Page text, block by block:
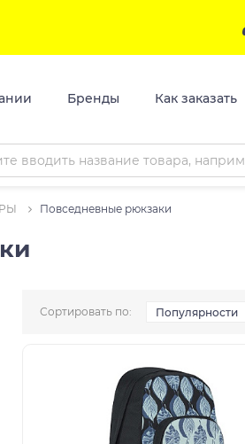
Бренды Как заказать
Повседневные рюкзаки
Сортировать по: Популярности